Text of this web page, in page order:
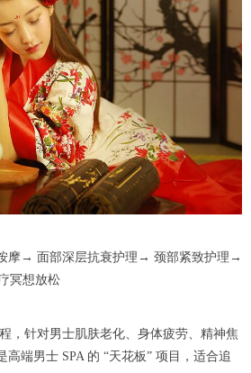
→ 面部深层抗衰护理→ 颈部紧致护理→
冥想放松
针对男士肌肤老化、身体疲劳、精神焦
端男士 SPA 的 “天花板” 项目，适合追